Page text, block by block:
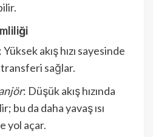
Yüksek akış hızı sayesinde
transferi sağlar.
: Düşük akış hızında
bu da daha yavaş ısı
yol açar.